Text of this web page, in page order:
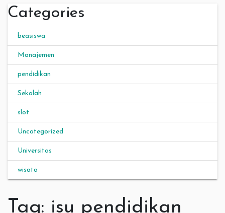
Categories
beasiswa
Manajemen
pendidikan
Sekolah
slot
Uncategorized
Universitas
wisata
Tag: isu pendidikan